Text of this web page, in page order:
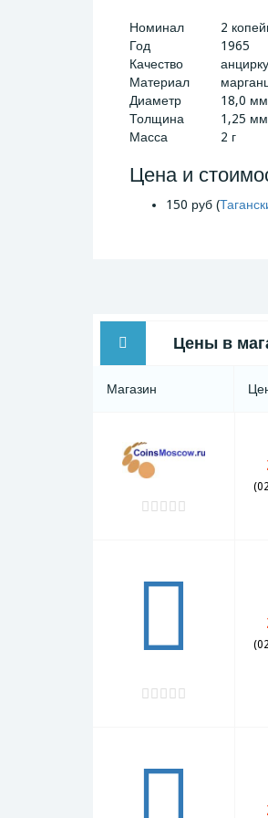
Номинал
2
Год
1965
Качество
Материал
Диаметр
18,0 мм
Толщина
1,25 мм
Масса
2 г
Цена и
150 руб (
Цены в
Магазин